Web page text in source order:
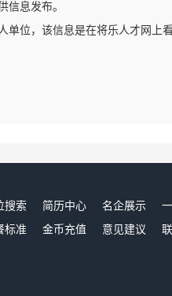
信息发布。
单位，该信息是在将乐人才网上看
搜索 简历中心 名企展示
标准
金币充值 意见建议